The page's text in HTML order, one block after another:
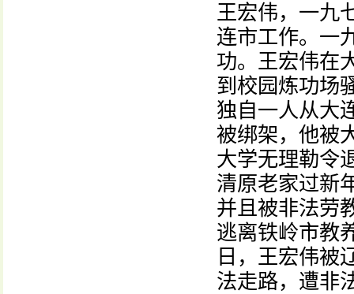
王宏伟，一九
连市工作。一
功。王宏伟在
到校园炼功场
独自一人从大
被绑架，他被
大学无理勒令
清原老家过新
并且被非法劳
逃离铁岭市教
日，王宏伟被
法走路，遭非